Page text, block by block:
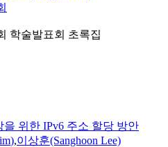
학술발표회 초록집
위한 IPv6 주소 할당 방안
),이상훈(Sanghoon Lee)